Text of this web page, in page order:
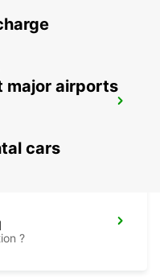
major airports
cars
?